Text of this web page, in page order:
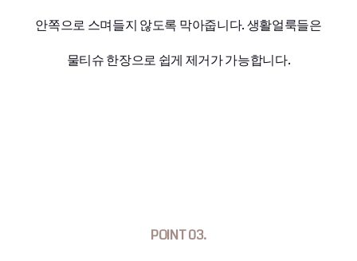
안쪽으로 스며들지 않도록 막아줍니다. 생활얼룩들은
물티슈 한장으로 쉽게 제거가 가능합니다.
POINT 03.